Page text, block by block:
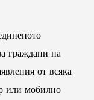
граждани на
от всяка
или мобилно